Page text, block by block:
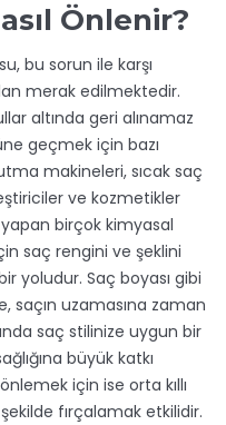
Önlenir?
bu sorun ile karşı
merak edilmektedir.
altında geri alınamaz
geçmek için bazı
makineleri, sıcak saç
ve kozmetikler
yapan birçok kimyasal
saç rengini ve şeklini
yoludur. Saç boyası gibi
saçın uzamasına zaman
saç stilinize uygun bir
büyük katkı
önlemek için ise orta kıllı
fırçalamak etkilidir.